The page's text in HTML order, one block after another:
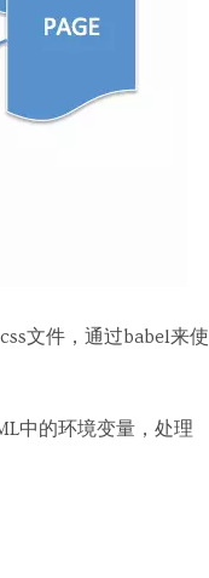
文件，通过babel来使
中的环境变量，处理